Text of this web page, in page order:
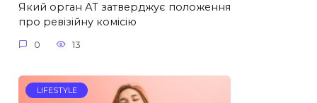
Який орган АТ затверджує положення
про ревізійну комісію
0 13
LIFESTYLE